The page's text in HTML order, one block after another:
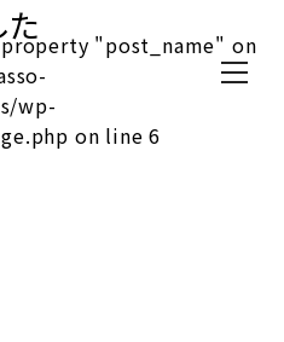
"post_name" on
wp-
on line6
た